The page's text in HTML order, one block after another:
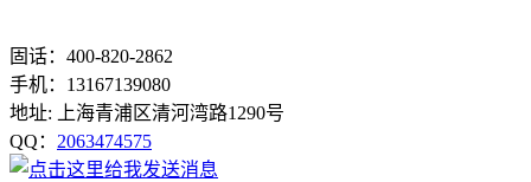
固话：400-820-2862
手机：13167139080
地址: 上海青浦区清河湾路1290号
QQ： 2063474575